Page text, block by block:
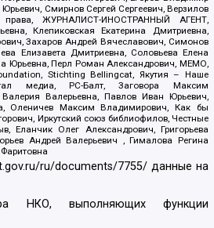
Смирнов Сергей Сергеевич, Верзилов
ЖУРНАЛИСТ-ИНОСТРАННЫЙ АГЕНТ,
Клепиковская Екатерина Дмитриевна,
Захаров Андрей Вячеславович, Симонов
Елизавета Дмитриевна, Соловьева Елена
Юрьевна, Перл Роман Александрович, МЕМО,
Stichting Bellingcat, Якутия – Наше
медиа, РС-Балт, Заговора Максим
Валерьевна, Павлов Иван Юрьевич,
Оленичев Максим Владимирович, Как бы
Иркутский союз библиофилов, Честные
Еланчик Олег Александрович, Григорьева
Андрей Валерьевич , Гималова Регина
ru/documents/7755/ данные на
НКО, выполняющих функции